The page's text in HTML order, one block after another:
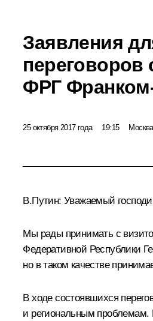
Заявления
ФРГ
25 октября 2017 года 19:15
В.Путин: Уважаемый
Мы рады принимать с
Федеративной Республики
но в таком качестве
В ходе состоявшихся
и региональным проблемам.